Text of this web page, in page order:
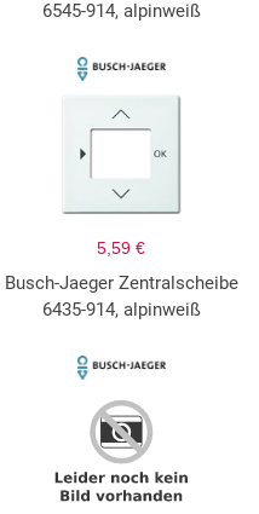
6545-914, alpinweiß
5,59 €
Busch-Jaeger Zentralscheibe
6435-914, alpinweiß